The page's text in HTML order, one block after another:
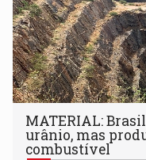
MATERIAL:
urânio, mas
combustível